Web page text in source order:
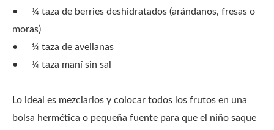
•
¼ taza de berries deshidratados (arándanos, fresas o
moras)
•
¼ taza de avellanas
•
¼ taza maní sin sal
Lo ideal es mezclarlos y colocar todos los frutos en una
bolsa hermética o pequeña fuente para que el niño saque